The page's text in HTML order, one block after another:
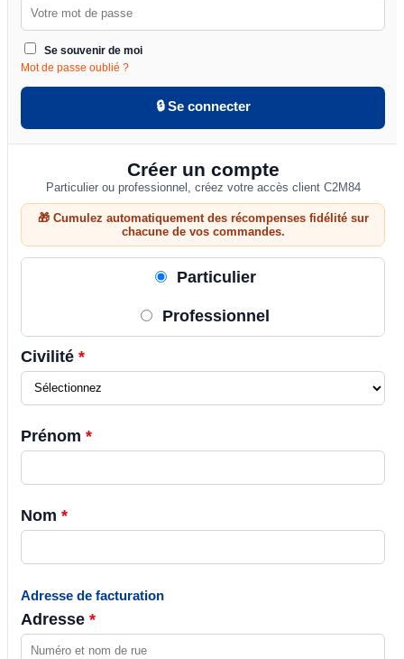
Se souvenir de moi
Mot de passe oublié ?
🔒 Se connecter
Créer un compte
Particulier ou professionnel, créez votre accès client C2M84
🎁 Cumulez automatiquement des récompenses fidélité sur
chacune de vos commandes.
Particulier
Professionnel
Civilité *
Prénom *
Nom *
Adresse de facturation
Adresse *